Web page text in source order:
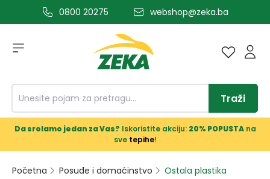
glavni sadržaj0800 20275 webshop@zeka.ba
Traži
Da srolamo jedan za Vas? Iskoristite akciju: 20% POPUSTAna
sve tepihe!
Početna Posuđe i domaćinstvo Ostala plastika